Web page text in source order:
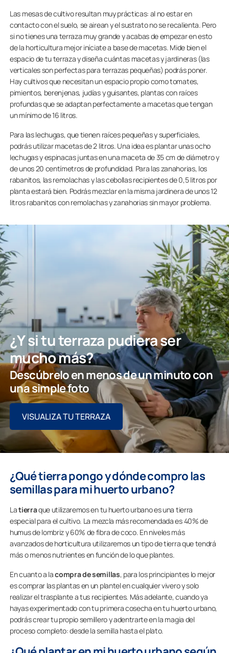
Las mesas de cultivo resultan muy prácticas: al no estar en
contacto con el suelo, se airean y el sustrato no se recalienta. Pero
si no tienes una terraza muy grande y acabas de empezar en esto
de la horticultura mejor iníciate a base de macetas. Mide bien el
espacio de tu terraza y diseña cuántas macetas y jardineras (las
verticales son perfectas para terrazas pequeñas) podrás poner.
Hay cultivos que necesitan un espacio propio como tomates,
pimientos, berenjenas, judías y guisantes, plantas con raíces
profundas que se adaptan perfectamente a macetas que tengan
un mínimo de 16 litros.
Para las lechugas, que tienen raíces pequeñas y superficiales,
podrás utilizar macetas de 2 litros. Una idea es plantar unas ocho
lechugas y espinacas juntas en una maceta de 35 cm de diámetro y
de unos 20 centímetros de profundidad. Para las zanahorias, los
rabanitos, las remolachas y las cebollas recipientes de 0,5 litros por
planta estará bien. Podrás mezclar en la misma jardinera de unos 12
litros rabanitos con remolachas y zanahorias sin mayor problema.
¿Y si tu terraza pudiera ser
mucho más?
Descúbrelo en menos de un minuto con
una simple foto
VISUALIZA TU TERRAZA
¿Qué tierra pongo y dónde compro las
semillas para mi huerto urbano?
Latierraque utilizaremos en tu huerto urbano es una tierra
especial para el cultivo. La mezcla más recomendada es 40% de
humus de lombriz y 60% de fibra de coco. En niveles más
avanzados de horticultura utilizaremos un tipo de tierra que tendrá
más o menos nutrientes en función de lo que plantes.
En cuanto a lacompra de semillas, para los principiantes lo mejor
es comprar las plantas en un plantel en cualquier vivero y solo
realizar el trasplante a tus recipientes. Más adelante, cuando ya
hayas experimentado con tu primera cosecha en tu huerto urbano,
podrás crear tu propio semillero y adentrarte en la magia del
proceso completo: desde la semilla hasta el plato.